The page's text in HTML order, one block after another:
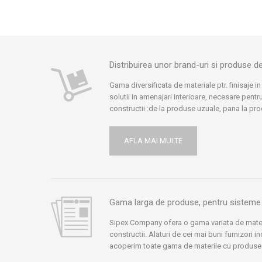
Distribuirea unor brand-uri si produse
Gama diversificata de materiale ptr. finisaje
solutii in amenajari interioare, necesare
constructii :de la produse uzuale, pana la
cei mai buni furnizori: Henkel Romania,
Gobain, Rigips Saint Gobain, Akzo Nobel,
AFLA MAI MULTE
Gama larga de produse, pentru
Sipex Company ofera o gama variata de
constructii. Alaturi de cei mai buni furnizori
acoperim toate gama de materile cu